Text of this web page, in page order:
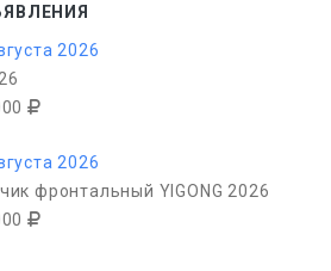
2026
2026
фронтальный YIGONG 2026